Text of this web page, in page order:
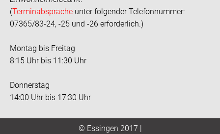
(Terminabsprache unter folgender Telefonnummer:
07365/83-24, -25 und -26 erforderlich.)
Montag bis Freitag
8:15 Uhr bis 11:30 Uhr
Donnerstag
14:00 Uhr bis 17:30 Uhr
© Essingen 2017 |